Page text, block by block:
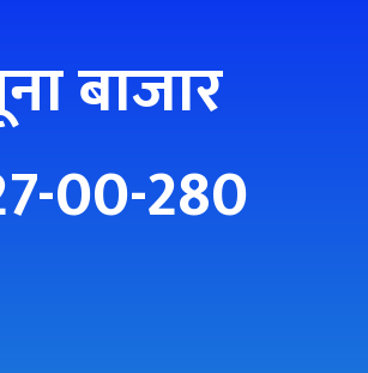
बाजार
00-280